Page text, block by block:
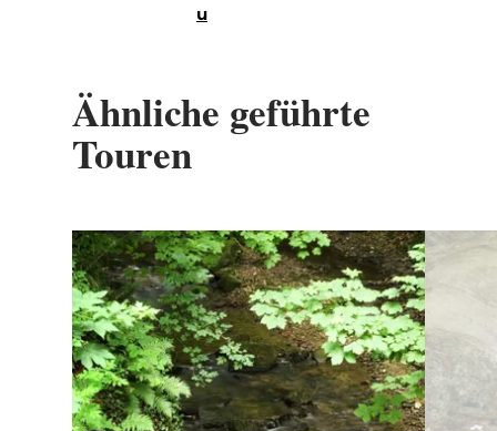
u
Ähnliche geführte
Touren